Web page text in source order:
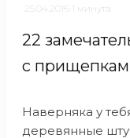
25.04.2016 1 минута
22
с
Наверняка у
деревянные